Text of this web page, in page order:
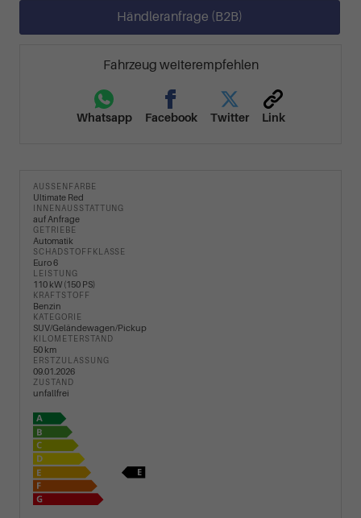
Händleranfrage (B2B)
Fahrzeug weiterempfehlen
Whatsapp Facebook Twitter Link
AUSSENFARBE
Ultimate Red
INNENAUSSTATTUNG
auf Anfrage
GETRIEBE
Automatik
SCHADSTOFFKLASSE
Euro 6
LEISTUNG
110 kW (150 PS)
KRAFTSTOFF
Benzin
KATEGORIE
SUV/Geländewagen/Pickup
KILOMETERSTAND
50 km
ERSTZULASSUNG
09.01.2026
ZUSTAND
unfallfrei